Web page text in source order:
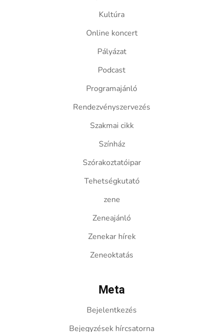
Kultúra
Online koncert
Pályázat
Podcast
Programajánló
Rendezvényszervezés
Szakmai cikk
Színház
Szórakoztatóipar
Tehetségkutató
zene
Zeneajánló
Zenekar hírek
Zeneoktatás
Meta
Bejelentkezés
Bejegyzések hírcsatorna